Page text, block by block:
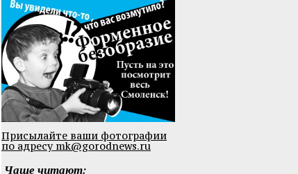
Присылайте ваши фотографии
по адресу mk@gorodnews.ru
Чаще читают: